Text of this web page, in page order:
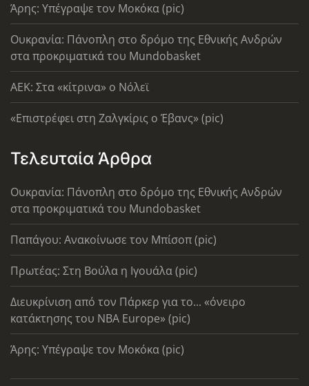
Άρης: Υπέγραψε τον Μοκόκα (pic)
Ουκρανία: Πάνοπλη στο δρόμο της Εθνικής Ανδρών
στα προκριματικά του Mundobasket
AEK: Στα «κίτρινα» ο Νόλεϊ
«Επιστρέφει στη Ζαλγκίρις ο Έβανς» (pic)
Τελευταία Άρθρα
Ουκρανία: Πάνοπλη στο δρόμο της Εθνικής Ανδρών
στα προκριματικά του Mundobasket
Παπάγου: Ανακοίνωσε τον Μπίσοπ (pic)
Πρωτέας: Στη Βούλα η Ιγουάλα (pic)
Διευκρίνιση από τον Πάρκερ για το... «όνειρο
κατάκτησης του ΝΒΑ Europe» (pic)
Άρης: Υπέγραψε τον Μοκόκα (pic)